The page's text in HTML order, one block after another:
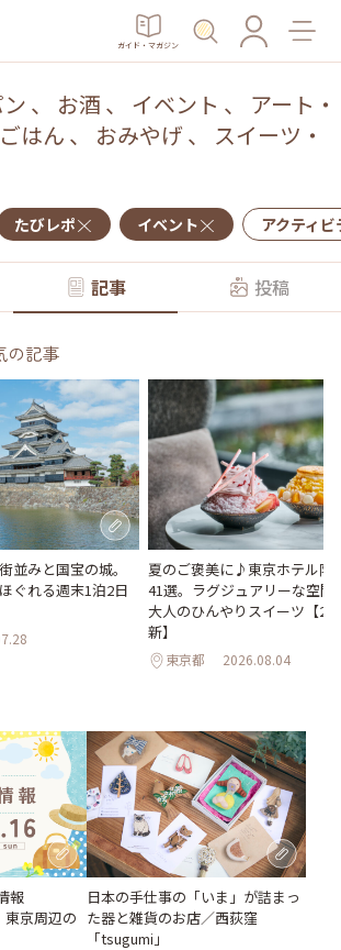
ガイド・マガジン
、 お酒 、 イベント 、 アート・
ごはん 、 おみやげ 、 スイーツ・
たびレポ イベント アクティ
記事 投稿
の記事
並みと国宝の城。
ぐれる週末1泊2日
夏のご褒美に♪東京ホテル限
41選。ラグジュアリーな空間
大人のひんやりスイーツ【
新】
東京都 2026.08.04
報
京周辺の
日本の手仕事の「いま」が詰まっ
た器と雑貨のお店／西荻窪
「tsugumi」